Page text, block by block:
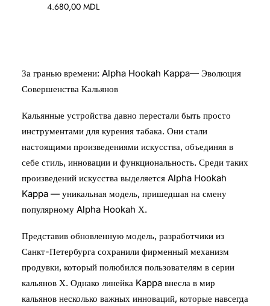
4.680,00 MDL
За гранью времени: Alpha Hookah Kappa— Эволюция
Совершенства Кальянов
Кальянные устройства давно перестали быть просто
инструментами для курения табака. Они стали
настоящими произведениями искусства, объединяя в
себе стиль, инновации и функциональность. Среди таких
произведений искусства выделяется Alpha Hookah
Kappa — уникальная модель, пришедшая на смену
популярному Alpha Hookah Х.
Представив обновленную модель, разработчики из
Санкт-Петербурга сохранили фирменный механизм
продувки, который полюбился пользователям в серии
кальянов Х. Однако линейка Kappa внесла в мир
кальянов несколько важных инноваций, которые навсегда